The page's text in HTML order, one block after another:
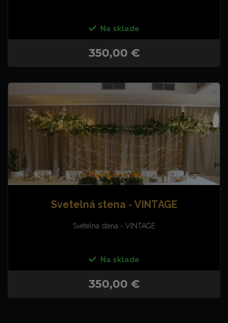
Na sklade
350,00 €
Svetelná stena - VINTAGE
Svetelná stena - VINTAGE
Na sklade
350,00 €